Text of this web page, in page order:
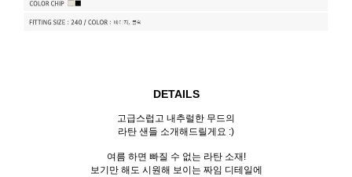
DETAILS
고급스럽고 내추럴한 무드의
라탄 샌들 소개해드릴게요 :)
여름 하면 빠질 수 없는 라탄 소재!
보기만 해도 시원해 보이는 짜임 디테일에